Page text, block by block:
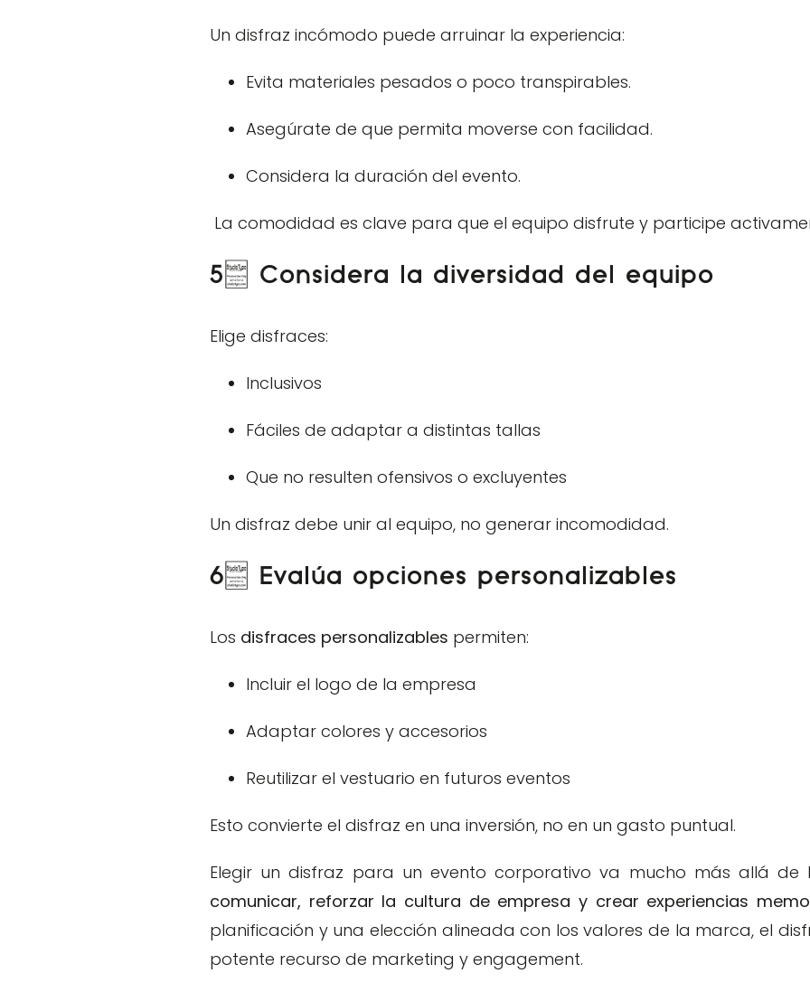
Un disfraz incómodo puede arruinar la experiencia:
Evita materiales pesados o poco transpirables.
Asegúrate de que permita moverse con facilidad.
Considera la duración del evento.
La comodidad es clave para que el equipo disfrute y participe
5. Considera la diversidad del equipo
Elige disfraces:
Inclusivos
Fáciles de adaptar a distintas tallas
Que no resulten ofensivos o excluyentes
Un disfraz debe unir al equipo, no generar incomodidad.
6. Evalúa opciones personalizables
Los disfraces personalizables permiten:
Incluir el logo de la empresa
Adaptar colores y accesorios
Reutilizar el vestuario en futuros eventos
Esto convierte el disfraz en una inversión, no en un gasto puntual.
Elegir un disfraz para un evento corporativo va mucho más allá de
comunicar, reforzar la cultura de empresa y crear experiencias
planificación y una elección alineada con los valores de la marca, el
potente recurso de marketing y engagement.